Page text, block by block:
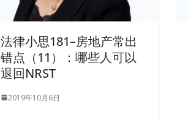
法律小思181–房地产常出
错点（11）：哪些人可以
退回NRST
2019年10月6日